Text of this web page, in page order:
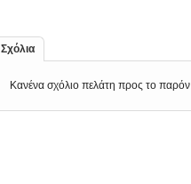
Σχόλια
Κανένα σχόλιο πελάτη προς το παρόν